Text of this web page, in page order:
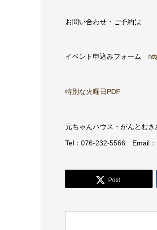
お問い合わせ・ご予約は
イベント申込みフォーム
特別な火曜日PDF
元ちゃんハウス・がんとむき
Tel：076-232-5566 Email
Post